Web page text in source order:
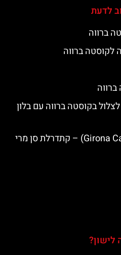
לדעת
ברווה
לקוסטה ברווה
בקוסטה ברווה עם בלון
קתדרלת גירונה (Girona Cathedral) – קתדרלת סן מרי
לישון?